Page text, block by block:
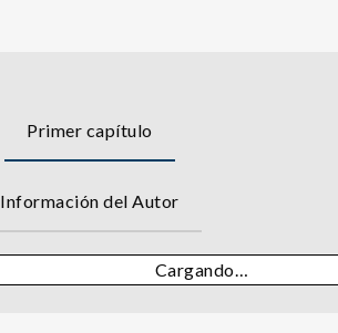
Primer capítulo
Información del Autor
Cargando…